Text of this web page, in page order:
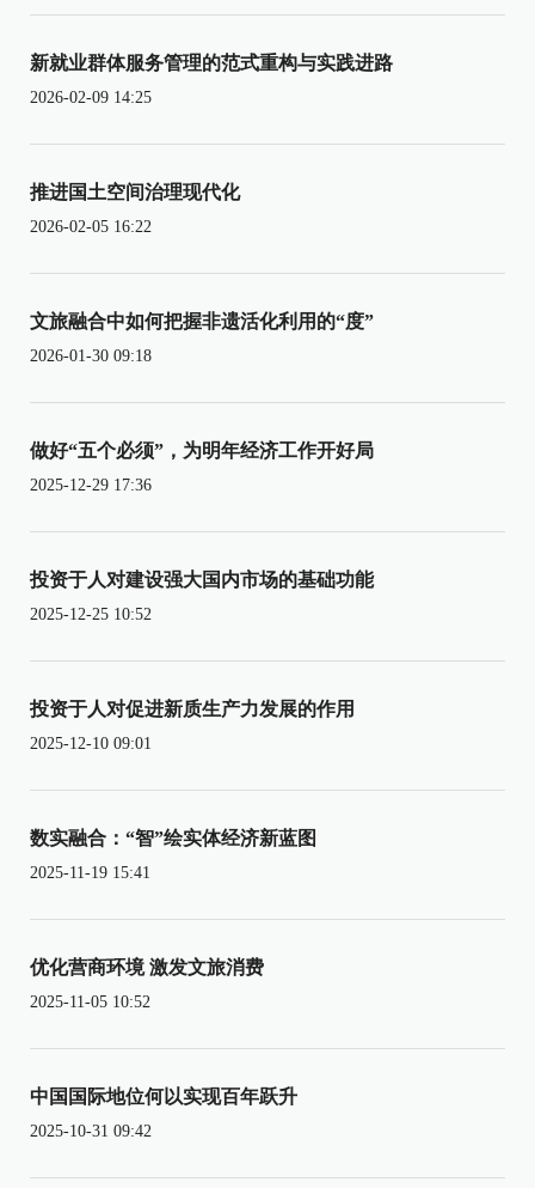
新就业群体服务管理的范式重构与实践进路
2026-02-09 14:25
推进国土空间治理现代化
2026-02-05 16:22
文旅融合中如何把握非遗活化利用的“度”
2026-01-30 09:18
做好“五个必须”，为明年经济工作开好局
2025-12-29 17:36
投资于人对建设强大国内市场的基础功能
2025-12-25 10:52
投资于人对促进新质生产力发展的作用
2025-12-10 09:01
数实融合：“智”绘实体经济新蓝图
2025-11-19 15:41
优化营商环境 激发文旅消费
2025-11-05 10:52
中国国际地位何以实现百年跃升
2025-10-31 09:42